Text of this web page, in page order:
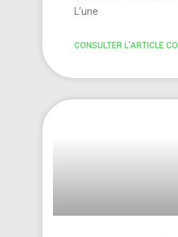
L’une
CONSULTER L'ARTICLE